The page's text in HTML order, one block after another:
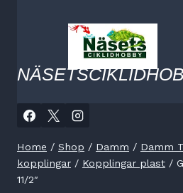
Home / Shop / Damm / Damm
kopplingar / Kopplingar plast /
11/2″